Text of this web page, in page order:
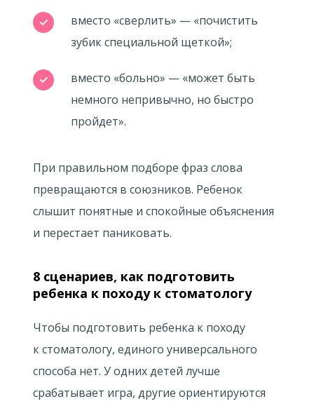
вместо «сверлить» — «почистить
зубик специальной щеткой»;
вместо «больно» — «может быть
немного непривычно, но быстро
пройдет».
При правильном подборе фраз слова
превращаются в союзников. Ребенок
слышит понятные и спокойные объяснения
и перестает паниковать.
8 сценариев, как подготовить
ребенка к походу к стоматологу
Чтобы подготовить ребенка к походу
к стоматологу, единого универсального
способа нет. У одних детей лучше
срабатывает игра, другие ориентируются